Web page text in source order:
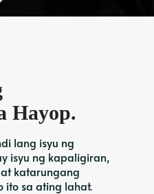
Hayop.
lang isyu ng
isyu ng kapaligiran,
katarungang
ito sa ating lahat.